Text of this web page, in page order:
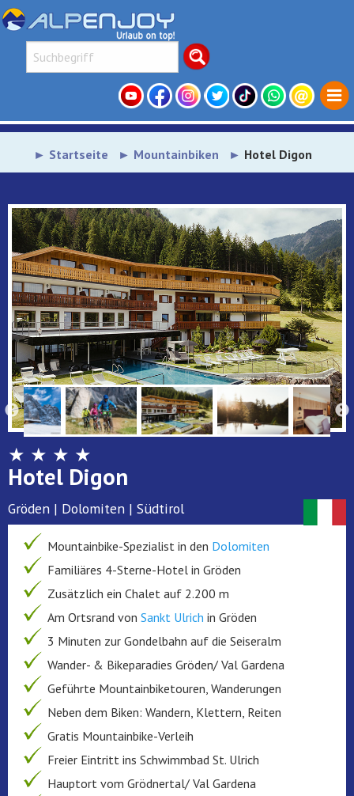
Startseite Mountainbiken Hotel Digon
★ ★ ★ ★
Hotel Digon
Gröden | Dolomiten | Südtirol
Mountainbike-Spezialist in den Dolomiten
Familiäres 4-Sterne-Hotel in Gröden
Zusätzlich ein Chalet auf 2.200 m
Am Ortsrand von Sankt Ulrich in Gröden
3 Minuten zur Gondelbahn auf die Seiseralm
Wander- & Bikeparadies Gröden/ Val Gardena
Geführte Mountainbiketouren, Wanderungen
Neben dem Biken: Wandern, Klettern, Reiten
Gratis Mountainbike-Verleih
Freier Eintritt ins Schwimmbad St. Ulrich
Hauptort vom Grödnertal/ Val Gardena